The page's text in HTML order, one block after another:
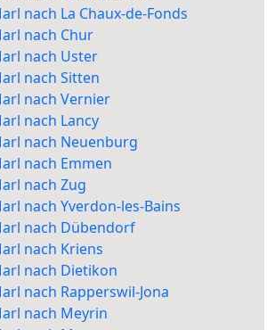
nach La Chaux-de-Fonds
nach Chur
nach Uster
nach Sitten
nach Vernier
nach Lancy
nach Neuenburg
nach Emmen
nach Zug
nach Yverdon-les-Bains
nach Dübendorf
nach Kriens
nach Dietikon
nach Rapperswil-Jona
nach Meyrin